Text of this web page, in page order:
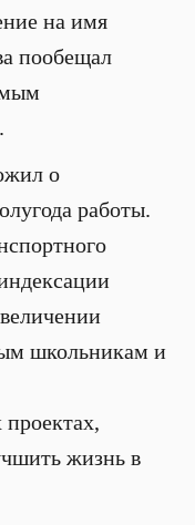
на имя
пообещал
о
работы.
школьникам и
жизнь в